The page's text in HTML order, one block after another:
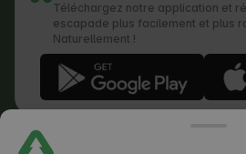
Téléchargez notre application et
escapade plus facilement et plus
Naturellement !